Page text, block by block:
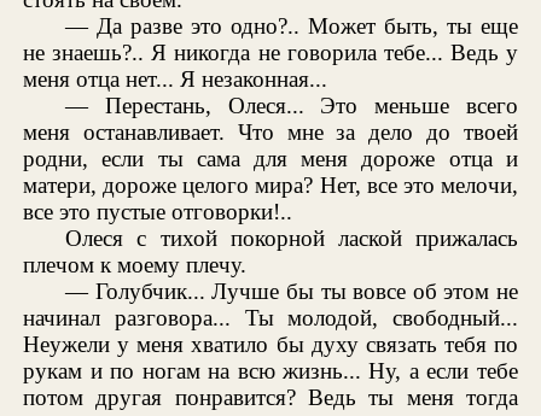
— Да разве это одно?.. Может быть, ты еще
не знаешь?.. Я никогда не говорила тебе... Ведь у
меня отца нет... Я незаконная...
— Перестань, Олеся... Это меньше всего
меня останавливает. Что мне за дело до твоей
родни, если ты сама для меня дороже отца и
матери, дороже целого мира? Нет, все это мелочи,
все это пустые отговорки!..
Олеся с тихой покорной лаской прижалась
плечом к моему плечу.
— Голубчик... Лучше бы ты вовсе об этом не
начинал разговора... Ты молодой, свободный...
Неужели у меня хватило бы духу связать тебя по
рукам и по ногам на всю жизнь... Ну, а если тебе
потом другая понравится? Ведь ты меня тогда